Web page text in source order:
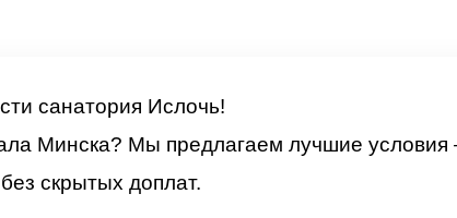
санатория Ислочь!
Минска? Мы предлагаем лучшие
скрытых доплат.